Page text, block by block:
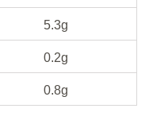
5.3g
0.2g
0.8g